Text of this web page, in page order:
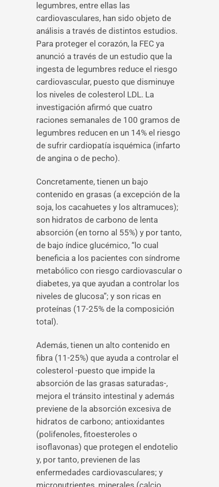
legumbres, entre ellas las
cardiovasculares, han sido objeto de
análisis a través de distintos estudios.
Para proteger el corazón, la FEC ya
anunció a través de un estudio que la
ingesta de legumbres reduce el riesgo
cardiovascular, puesto que disminuye
los niveles de colesterol LDL. La
investigación afirmó que cuatro
raciones semanales de 100 gramos de
legumbres reducen en un 14% el riesgo
de sufrir cardiopatía isquémica (infarto
de angina o de pecho).
Concretamente, tienen un bajo
contenido en grasas (a excepción de la
soja, los cacahuetes y los altramuces);
son hidratos de carbono de lenta
absorción (en torno al 55%) y por tanto,
de bajo índice glucémico, “lo cual
beneficia a los pacientes con síndrome
metabólico con riesgo cardiovascular o
diabetes, ya que ayudan a controlar los
niveles de glucosa”; y son ricas en
proteínas (17-25% de la composición
total).
Además, tienen un alto contenido en
fibra (11-25%) que ayuda a controlar el
colesterol -puesto que impide la
absorción de las grasas saturadas-,
mejora el tránsito intestinal y además
previene de la absorción excesiva de
hidratos de carbono; antioxidantes
(polifenoles, fitoesteroles o
isoflavonas) que protegen el endotelio
y, por tanto, previenen de las
enfermedades cardiovasculares; y
micronutrientes, minerales (calcio,